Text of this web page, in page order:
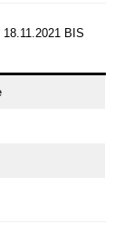
BIS